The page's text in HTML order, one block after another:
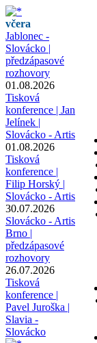
včera
Jablonec -
Slovácko |
předzápasové
rozhovory
01.08.2026
Tisková
konference | Jan
Jelínek |
Slovácko - Artis
01.08.2026
Tisková
konference |
Filip Horský |
Slovácko - Artis
30.07.2026
Slovácko - Artis
Brno |
předzápasové
rozhovory
26.07.2026
Tisková
konference |
Pavel Juroška |
Slavia -
Slovácko